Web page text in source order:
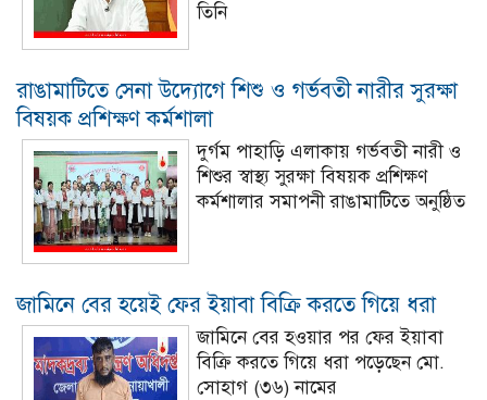
তিনি
রাঙামাটিতে সেনা উদ্যোগে শিশু ও গর্ভবতী নারীর সুরক্ষা
বিষয়ক প্রশিক্ষণ কর্মশালা
দুর্গম পাহাড়ি এলাকায় গর্ভবতী নারী ও
শিশুর স্বাস্থ্য সুরক্ষা বিষয়ক প্রশিক্ষণ
কর্মশালার সমাপনী রাঙামাটিতে অনুষ্ঠিত
জামিনে বের হয়েই ফের ইয়াবা বিক্রি করতে গিয়ে ধরা
জামিনে বের হওয়ার পর ফের ইয়াবা
বিক্রি করতে গিয়ে ধরা পড়েছেন মো.
সোহাগ (৩৬) নামের